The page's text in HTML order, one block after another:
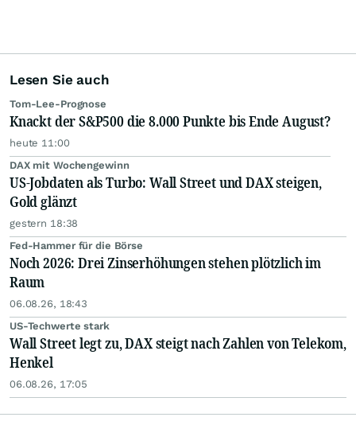
Lesen Sie auch
Tom-Lee-Prognose
Knackt der S&P500 die 8.000 Punkte bis Ende August?
heute 11:00
DAX mit Wochengewinn
US-Jobdaten als Turbo: Wall Street und DAX steigen,
Gold glänzt
gestern 18:38
Fed-Hammer für die Börse
Noch 2026: Drei Zinserhöhungen stehen plötzlich im
Raum
06.08.26, 18:43
US-Techwerte stark
Wall Street legt zu, DAX steigt nach Zahlen von Telekom,
Henkel
06.08.26, 17:05